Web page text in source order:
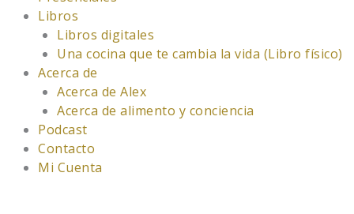
Libros
Libros digitales
Una cocina que te cambia la vida (Libro físico)
Acerca de
Acerca de Alex
Acerca de alimento y conciencia
Podcast
Contacto
Mi Cuenta